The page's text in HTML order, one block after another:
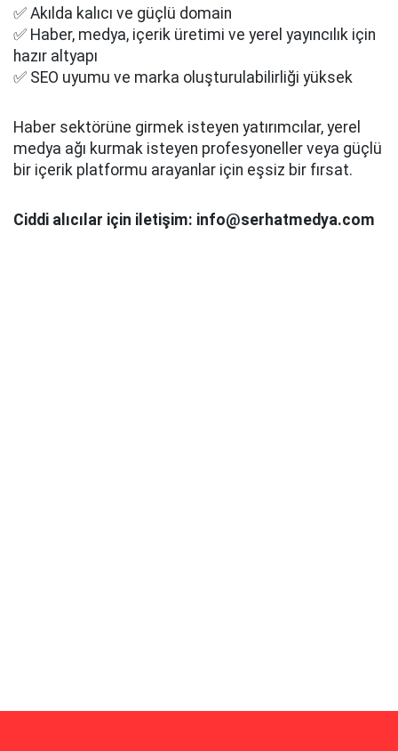
✅ Akılda kalıcı ve güçlü domain
✅ Haber, medya, içerik üretimi ve yerel yayıncılık için
hazır altyapı
✅ SEO uyumu ve marka oluşturulabilirliği yüksek
Haber sektörüne girmek isteyen yatırımcılar, yerel
medya ağı kurmak isteyen profesyoneller veya güçlü
bir içerik platformu arayanlar için eşsiz bir fırsat.
Ciddi alıcılar için iletişim: info@serhatmedya.com